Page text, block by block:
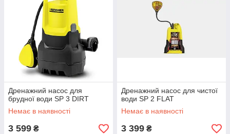
Дренажний насос для
брудної води SP 3 DIRT
Немає в наявності
3 599 ₴
Дренажний насос для чистої
води SP 2 FLAT
Немає в наявності
3 399 ₴